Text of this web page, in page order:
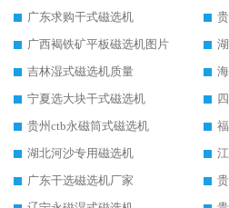
广东求购干式磁选机
广西褐铁矿平板磁选机图片
吉林湿式磁选机质量
宁夏选大块干式磁选机
贵州ctb永磁筒式磁选机
湖北河沙专用磁选机
广东干选磁选机厂家